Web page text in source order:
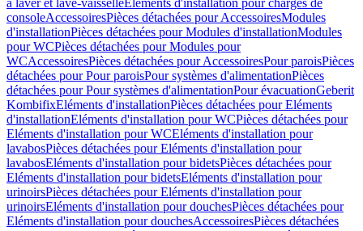
à laver et lave-vaisselleEléments d'installation pour charges de
consoleAccessoiresPièces détachées pour AccessoiresModules
d'installationPièces détachées pour Modules d'installationModules
pour WCPièces détachées pour Modules pour
WCAccessoiresPièces détachées pour AccessoiresPour paroisPièces
détachées pour Pour paroisPour systèmes d'alimentationPièces
détachées pour Pour systèmes d'alimentationPour évacuationGeberit
KombifixEléments d'installationPièces détachées pour Eléments
d'installationEléments d'installation pour WCPièces détachées pour
Eléments d'installation pour WCEléments d'installation pour
lavabosPièces détachées pour Eléments d'installation pour
lavabosEléments d'installation pour bidetsPièces détachées pour
Eléments d'installation pour bidetsEléments d'installation pour
urinoirsPièces détachées pour Eléments d'installation pour
urinoirsEléments d'installation pour douchesPièces détachées pour
Eléments d'installation pour douchesAccessoiresPièces détachées